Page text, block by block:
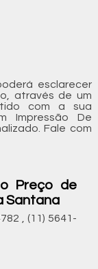
esclarecer
através de um
com a sua
Impressão De
Fale com
Preço de
Santana
,(11) 5641-